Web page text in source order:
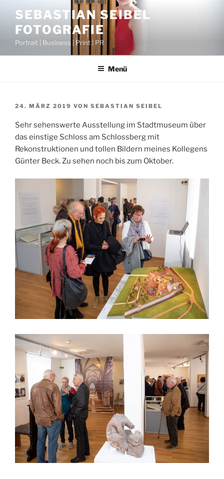
Inhalt
springen
SEBASTIAN SEIBEL
FOTOGRAFIE
Portrait | Business | Print | PR
Menü
VERÖFFENTLICHT
24. MÄRZ 2019 VON SEBASTIAN SEIBEL
Sehr sehenswerte Ausstellung im Stadtmuseum über
das einstige Schloss am Schlossberg mit
Rekonstruktionen und tollen Bildern meines Kollegens
Günter Beck. Zu sehen noch bis zum Oktober.